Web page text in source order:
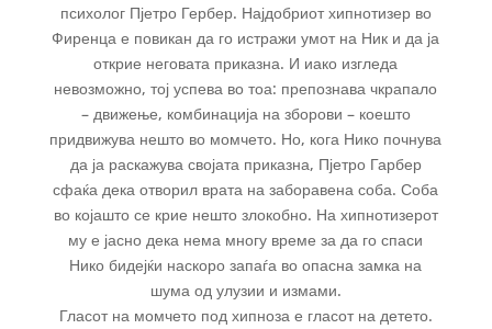
психолог Пјетро Гербер. Најдобриот хипнотизер во
Фиренца е повикан да го истражи умот на Ник и да ја
открие неговата приказна. И иако изгледа
невозможно, тој успева во тоа: препознава чкрапало
– движење, комбинација на зборови – коешто
придвижува нешто во момчето. Но, кога Нико почнува
да ја раскажува својата приказна, Пјетро Гарбер
сфаќа дека отворил врата на заборавена соба. Соба
во којашто се крие нешто злокобно. На хипнотизерот
му е јасно дека нема многу време за да го спаси
Нико бидејќи наскоро запаѓа во опасна замка на
шума од улузии и измами.
Гласот на момчето под хипноза е гласот на детето.